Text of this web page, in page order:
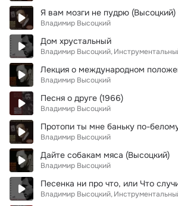
Я вам мозги не пудрю (Высоцкий)
Владимир Высоцкий
Дом хрустальный
Владимир Высоцкий
Владимир Высоцкий
Песня о друге (1966)
Владимир Высоцкий
Протопи ты мне баньку по-
Владимир Высоцкий
Дайте собакам мяса (Высоцкий)
Владимир Высоцкий
Владимир Высоцкий